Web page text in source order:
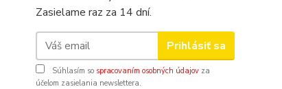
Zasielame raz za 14 dní.
Prihlásiť sa
Súhlasím so spracovaním osobných údajov za
účelom zasielania newslettera.